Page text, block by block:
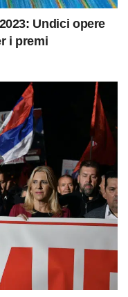
Undici opere
i premi